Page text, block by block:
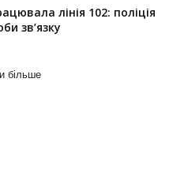
лінія 102: поліція
зв’язку
більше